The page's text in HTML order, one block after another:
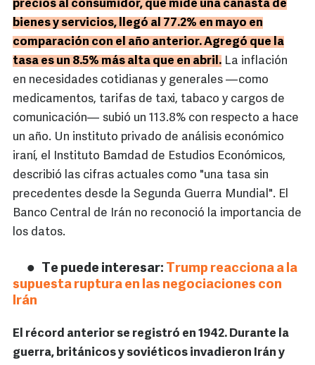
precios al consumidor, que mide una canasta de
bienes y servicios, llegó al 77.2% en mayo en
comparación con el año anterior. Agregó que la
tasa es un 8.5% más alta que en abril. La inflación
en necesidades cotidianas y generales —como
medicamentos, tarifas de taxi, tabaco y cargos de
comunicación— subió un 113.8% con respecto a hace
un año. Un instituto privado de análisis económico
iraní, el Instituto Bamdad de Estudios Económicos,
describió las cifras actuales como "una tasa sin
precedentes desde la Segunda Guerra Mundial". El
Banco Central de Irán no reconoció la importancia de
los datos.
Te puede interesar: Trump reacciona a la
supuesta ruptura en las negociaciones con
Irán
El récord anterior se registró en 1942. Durante la
guerra, británicos y soviéticos invadieron Irán y